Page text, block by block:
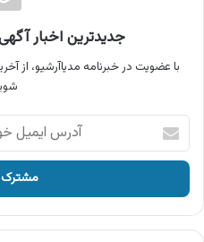
جدیدترین اخبار
با عضویت در خبرنامه مدیاآرشیو، از
آدرس
ایمیل
خود
وارد
کنید